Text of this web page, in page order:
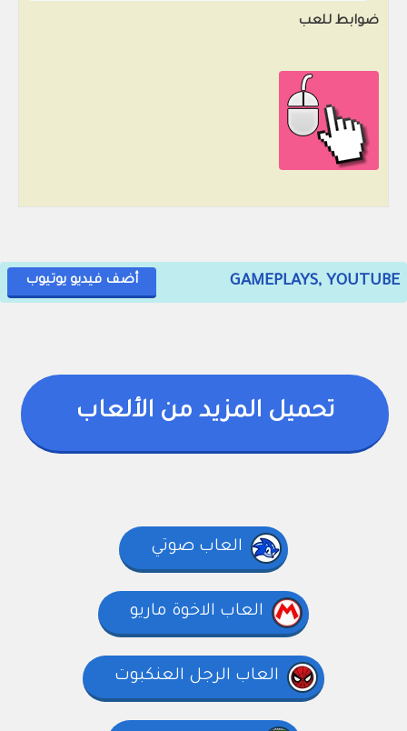
ضوابط للعب
GAMEPLAYS, YOUTUBE أضف فيديو يوتيوب
تحميل المزيد من الألعاب
العاب صوتي
العاب الاخوة ماريو
العاب الرجل العنكبوت